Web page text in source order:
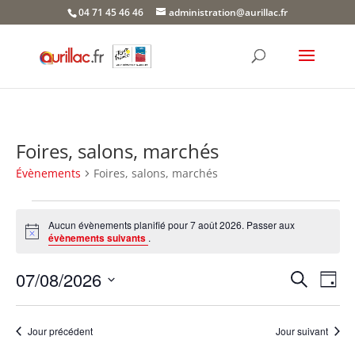
04 71 45 46 46 administration@aurillac.fr
Foires, salons, marchés
Évènements Foires, salons, marchés
Évènements
for
août
2026
Notice
Aucun évènements planifié pour 7 août 2026. Passer aux
évènements suivants .
et
de
Recherche
de
Jour
07/08/2026
date.Jour précédent Jour suivant